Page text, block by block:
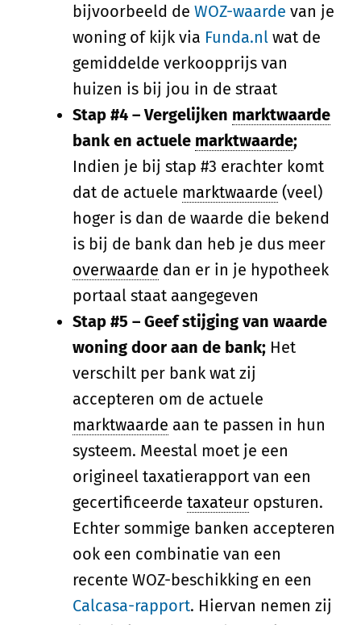
bijvoorbeeld de WOZ-waarde van je
woning of kijk via Funda.nl wat de
gemiddelde verkoopprijs van
huizen is bij jou in de straat
Stap #4 – Vergelijken marktwaarde
bank en actuele marktwaarde;
Indien je bij stap #3 erachter komt
dat de actuele marktwaarde (veel)
hoger is dan de waarde die bekend
is bij de bank dan heb je dus meer
overwaarde dan er in je hypotheek
portaal staat aangegeven
Stap #5 – Geef stijging van waarde
woning door aan de bank; Het
verschilt per bank wat zij
accepteren om de actuele
marktwaarde aan te passen in hun
systeem. Meestal moet je een
origineel taxatierapport van een
gecertificeerde taxateur opsturen.
Echter sommige banken accepteren
ook een combinatie van een
recente WOZ-beschikking en een
Calcasa-rapport. Hiervan nemen zij